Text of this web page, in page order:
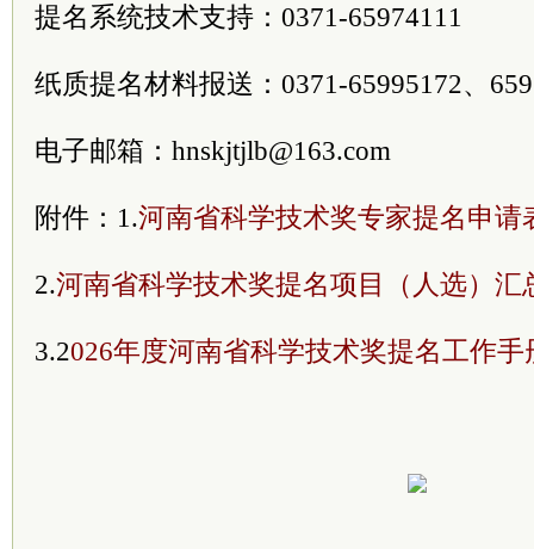
提名系统技术支持：0371-65974111
纸质提名材料报送：0371-65995172、
电子邮箱：hnskjtjlb@163.com
附件：1.河南省科学技术奖专家提名申请
2.河南省科学技术奖提名项目（人选）汇
3.2026年度河南省科学技术奖提名工作手